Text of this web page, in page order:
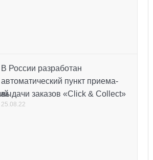
В России разработан
автоматический пункт приема-
выдачи заказов «Click & Collect»
25.08.22